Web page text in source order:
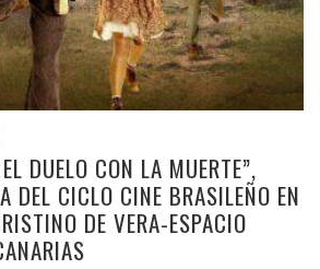
DUELO CON LA MUERTE”,
DEL CICLO CINE BRASILEÑO EN
DE VERA-ESPACIO